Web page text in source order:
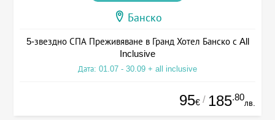
Банско
5-звездно СПА Преживяване в Гранд Хотел Банско с All
Inclusive
Дата: 01.07 - 30.09 + all inclusive
95€ / 185.80
лв.